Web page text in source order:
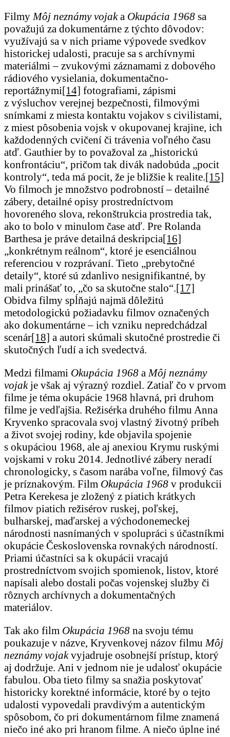
Filmy Môj neznámy vojaka Okupácia 1968 sa
považujú za dokumentárne z týchto dôvodov:
využívajú sa v nich priame výpovede svedkov
historickej udalosti, pracuje sa s archívnymi
materiálmi – zvukovými záznamami z dobového
rádiového vysielania, dokumentačno-
reportážnymi[14] fotografiami, zápismi
z výsluchov verejnej bezpečnosti, filmovými
snímkami z miesta kontaktu vojakov s civilistami,
z miest pôsobenia vojsk v okupovanej krajine, ich
každodenných cvičení či trávenia voľného času
atď. Gauthier by to považoval za „historickú
konfrontáciu“, pričom tak divák nadobúda „pocit
kontroly“, teda má pocit, že je bližšie k realite.[15]
Vo filmoch je množstvo podrobností – detailné
zábery, detailné opisy prostredníctvom
hovoreného slova, rekonštrukcia prostredia tak,
ako to bolo v minulom čase atď. Pre Rolanda
Barthesa je práve detailná deskripcia[16]
„konkrétnym reálnom“, ktoré je esenciálnou
referenciou v rozprávaní. Tieto „prebytočné
detaily“, ktoré sú zdanlivo nesignifikantné, by
mali prinášať to, „čo sa skutočne stalo“.[17]
Obidva filmy spĺňajú najmä dôležitú
metodologickú požiadavku filmov označených
ako dokumentárne – ich vzniku nepredchádzal
scenár[18] a autori skúmali skutočné prostredie či
skutočných ľudí a ich svedectvá.
Medzi filmami Okupácia 1968 a Môj neznámy
vojakje však aj výrazný rozdiel. Zatiaľ čo v prvom
filme je téma okupácie 1968 hlavná, pri druhom
filme je vedľajšia. Režisérka druhého filmu Anna
Kryvenko spracovala svoj vlastný životný príbeh
a život svojej rodiny, kde objavila spojenie
s okupáciou 1968, ale aj anexiou Krymu ruskými
vojskami v roku 2014. Jednotlivé zábery neradí
chronologicky, s časom narába voľne, filmový čas
je príznakovým. Film Okupácia 1968 v produkcii
Petra Kerekesa je zložený z piatich krátkych
filmov piatich režisérov ruskej, poľskej,
bulharskej, maďarskej a východonemeckej
národnosti nasnímaných v spolupráci s účastníkmi
okupácie Československa rovnakých národností.
Priami účastníci sa k okupácii vracajú
prostredníctvom svojich spomienok, listov, ktoré
napísali alebo dostali počas vojenskej služby či
rôznych archívnych a dokumentačných
materiálov.
Tak ako film Okupácia 1968 na svoju tému
poukazuje v názve, Kryvenkovej názov filmu Môj
neznámy vojakvyjadruje osobnejší prístup, ktorý
aj dodržuje. Ani v jednom nie je udalosť okupácie
fabulou. Oba tieto filmy sa snažia poskytovať
historicky korektné informácie, ktoré by o tejto
udalosti vypovedali pravdivým a autentickým
spôsobom, čo pri dokumentárnom filme znamená
niečo iné ako pri hranom filme. A niečo úplne iné